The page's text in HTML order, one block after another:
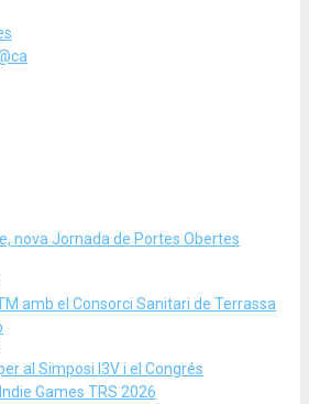
nova Jornada de Portes Obertes
amb el Consorci Sanitari de Terrassa
al Simposi I3V i el Congrés
Games TRS 2026